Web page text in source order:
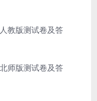
教版测试卷及答
师版测试卷及答